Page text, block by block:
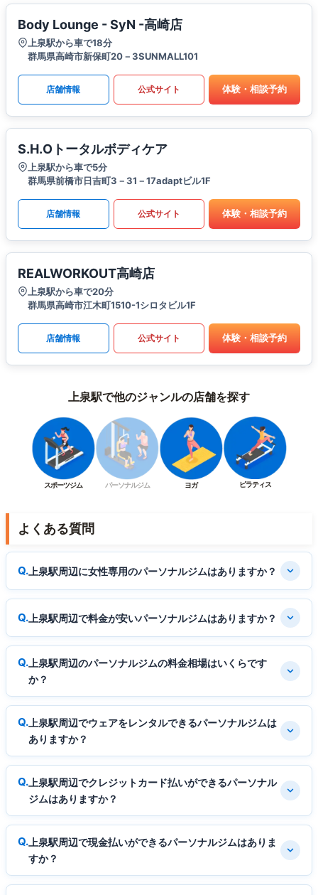
Body Lounge - SyN -高崎店
上泉駅から車で18分
群馬県高崎市新保町20－3SUNMALL101
店舗情報 公式サイト 体験・相談予約
S.H.Oトータルボディケア
上泉駅から車で5分
群馬県前橋市日吉町3－31－17adaptビル1F
店舗情報 公式サイト 体験・相談予約
REALWORKOUT高崎店
上泉駅から車で20分
群馬県高崎市江木町1510-1シロタビル1F
店舗情報 公式サイト 体験・相談予約
上泉駅で他のジャンルの店舗を探す
スポーツジム パーソナルジム ヨガ ピラティス
よくある質問
上泉駅周辺に女性専用のパーソナルジムはありますか？
上泉駅周辺で料金が安いパーソナルジムはありますか？
上泉駅周辺のパーソナルジムの料金相場はいくらです
か？
上泉駅周辺でウェアをレンタルできるパーソナルジムは
ありますか？
上泉駅周辺でクレジットカード払いができるパーソナル
ジムはありますか？
上泉駅周辺で現金払いができるパーソナルジムはありま
すか？